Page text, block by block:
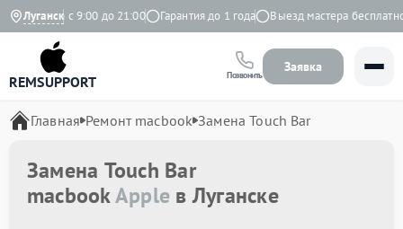
Луганскс 9:00 до 21:00 Гарантия до 1 года Выезд мастера бесплатно
REMSUPPORT Позвонить
Заявка
Главная Ремонт macbook Замена Touch Bar
Замена Touch Bar
macbookApple в Луганске